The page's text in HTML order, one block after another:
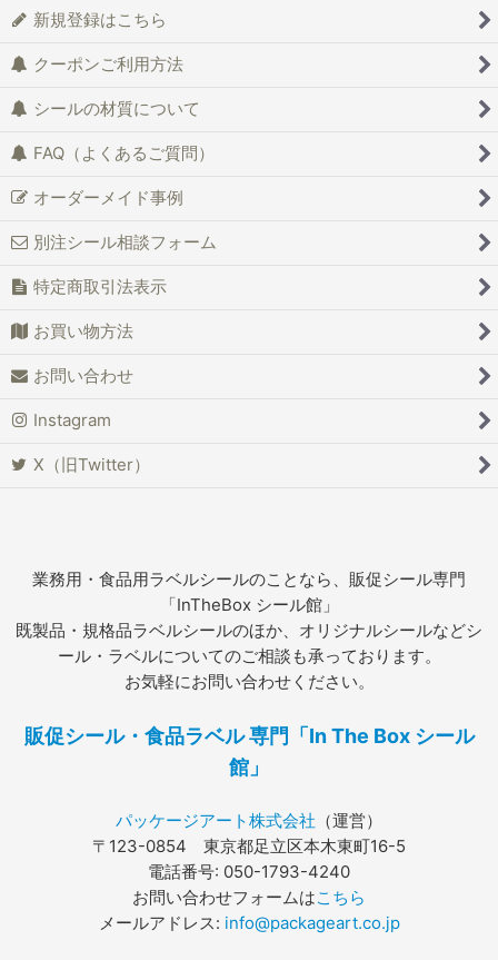
新規登録はこちら
クーポンご利用方法
シールの材質について
FAQ（よくあるご質問）
オーダーメイド事例
別注シール相談フォーム
特定商取引法表示
お買い物方法
お問い合わせ
Instagram
X（旧Twitter）
業務用・食品用ラベルシールのことなら、販促シール専門
「InTheBox シール館」
既製品・規格品ラベルシールのほか、オリジナルシールなどシ
ール・ラベルについてのご相談も承っております。
お気軽にお問い合わせください。
販促シール・食品ラベル 専門「In The Box シール
館」
パッケージアート株式会社 （運営）
〒123-0854 東京都足立区本木東町16-5
電話番号: 050-1793-4240
お問い合わせフォームはこちら
メールアドレス: info@packageart.co.jp